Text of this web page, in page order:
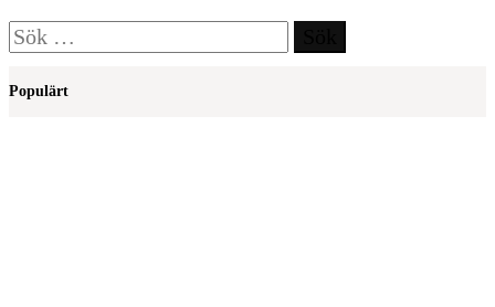
Sök
efter:
Populärt